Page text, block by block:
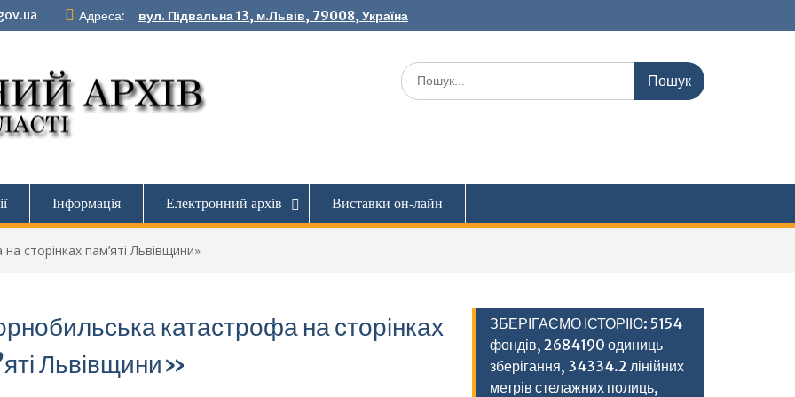
Адреса: вул. Підвальна 13, м.Львів, 79008, Україна
Шукати:
Інформація Електронний архів Виставки он-лайн
сторінках пам’яті Львівщини»
катастрофа на сторінках
Львівщини»
ЗБЕРІГАЄМО ІСТОРІЮ: 5154
фондів, 2684190 одиниць
зберігання, 34334.2 лінійних
метрів стелажних полиць,